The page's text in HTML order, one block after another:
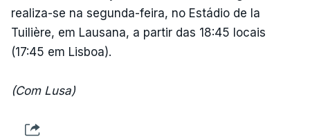
realiza-se na segunda-feira, no Estádio de la
Tuilière, em Lausana, a partir das 18:45 locais
(17:45 em Lisboa).
(Com Lusa)